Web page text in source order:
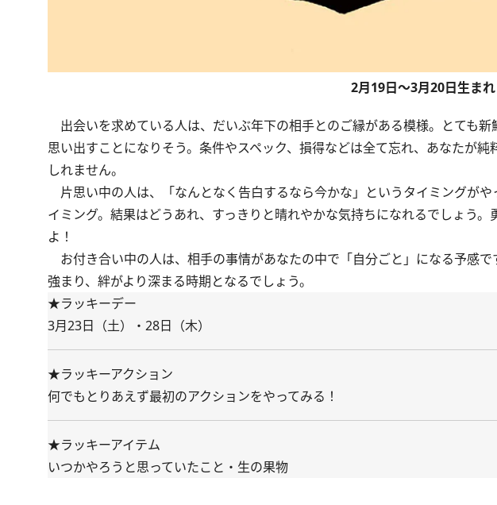
2月19日～3月20日生まれ
出会いを求めている人は、だいぶ年下の相手とのご縁がある模様。とても
思い出すことになりそう。条件やスペック、損得などは全て忘れ、あなたが
しれません。
片思い中の人は、「なんとなく告白するなら今かな」というタイミングが
イミング。結果はどうあれ、すっきりと晴れやかな気持ちになれるでしょう
よ！
お付き合い中の人は、相手の事情があなたの中で「自分ごと」になる予感
強まり、絆がより深まる時期となるでしょう。
★ラッキーデー
3月23日（土）・28日（木）
★ラッキーアクション
何でもとりあえず最初のアクションをやってみる！
★ラッキーアイテム
いつかやろうと思っていたこと・生の果物